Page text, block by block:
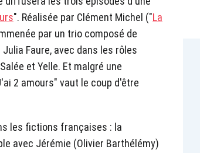
". Réalisée par Clément Michel ("La
par un trio composé de
Faure, avec dans les rôles
et Yelle. Et malgré une
2 amours" vaut le coup d'être
les fictions françaises : la
avec Jérémie (Olivier Barthélémy)